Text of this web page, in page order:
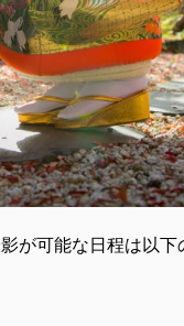
が可能な日程は以下